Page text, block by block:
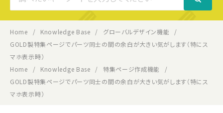
For
Home Knowledge Base
グローバルデザイン機能
GOLD製特集ページでパーツ同士の間の余白が大きい気がします（特にス
マホ表示時）
Home
Knowledge Base
特集ページ作成機能
GOLD製特集ページでパーツ同士の間の余白が大きい気がします（特にス
マホ表示時）